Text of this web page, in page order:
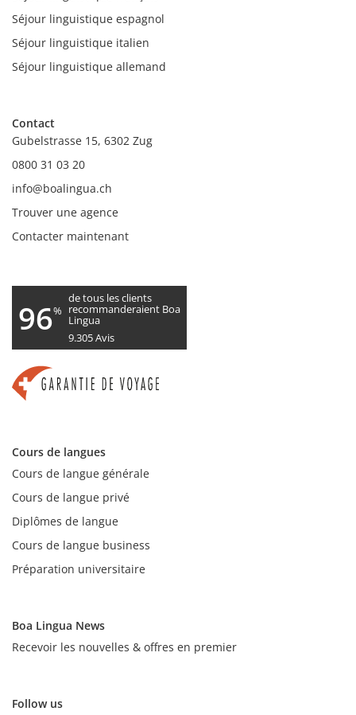
Séjour linguistique espagnol
Séjour linguistique italien
Séjour linguistique allemand
Contact
Gubelstrasse 15, 6302 Zug
0800 31 03 20
info@boalingua.ch
Trouver une agence
Contacter maintenant
96%
de tous les clients
recommanderaient Boa
Lingua
9.305Avis
Cours de langues
Cours de langue générale
Cours de langue privé
Diplômes de langue
Cours de langue business
Préparation universitaire
Boa Lingua News
Recevoir les nouvelles & offres en premier
Follow us